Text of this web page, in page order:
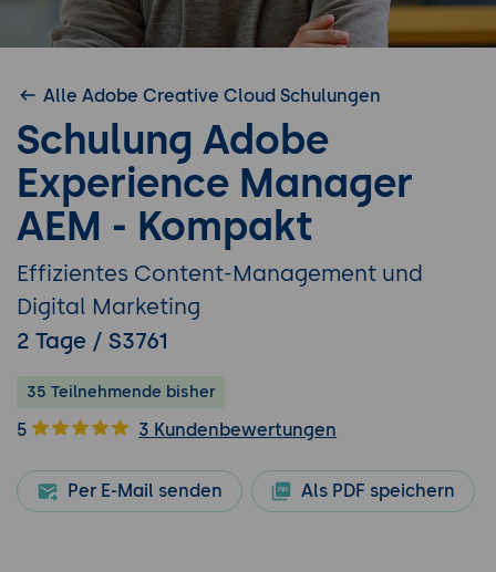
Alle Adobe Creative Cloud Schulungen
Schulung Adobe
Experience Manager
AEM - Kompakt
Effizientes Content-Management und
Digital Marketing
2 Tage / S3761
35 Teilnehmende bisher
5 3 Kundenbewertungen
Per E-Mail senden Als PDF speichern